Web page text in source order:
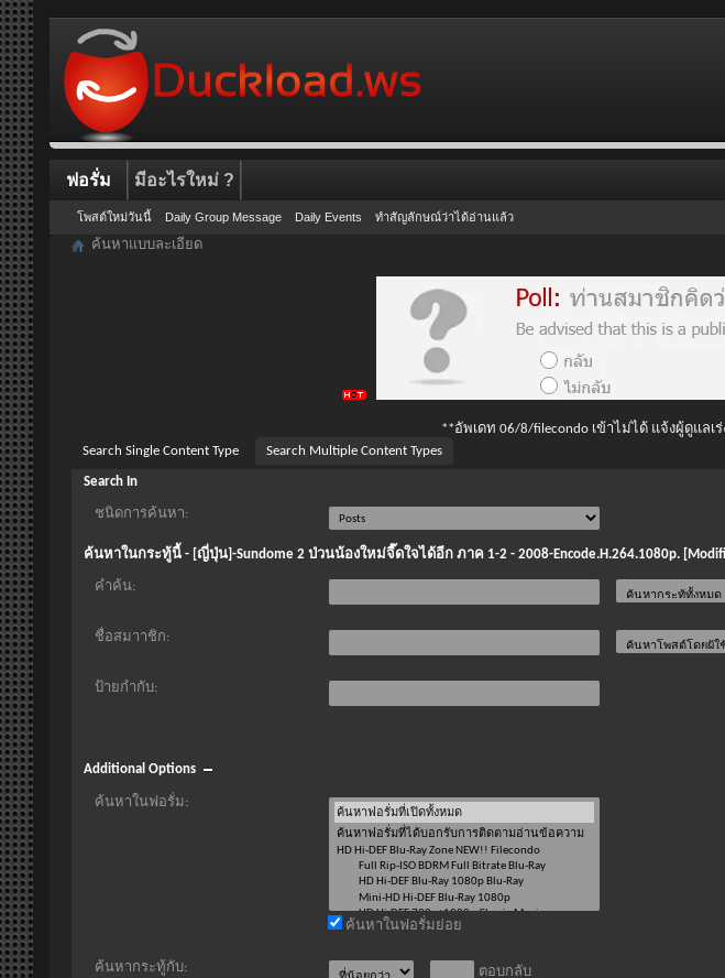
ฟอรั่ม มีอะไรใหม่ ?
โพสต์ใหม่วันนี้ Daily Group Message Daily Events ทำสัญลักษณ์ว่าได้อ่านแล้ว
ค้นหาแบบละเอียด
**อัพเดท 06/8/filecondo เข้าไม่ได้ แจ้งผู้ดูแล
Search Single Content Type
Search Multiple Content Types
Search In
ชนิดการค้นหา:
ค้นหาในกระทู้นี้ - [ญี่ปุ่น]-Sundome 2 ป่วนน้องใหม่จี๊ดใจได้อีก ภาค 1-2 - 2008-Encode.H.264.1080p.
คำค้น:
ชื่อสมาาชิก:
ป้ายกำกับ:
Additional Options
ค้นหาในฟอรั่ม:
ค้นหาในฟอรั่มย่อย
ค้นหากระทู้กับ: ตอบกลับ